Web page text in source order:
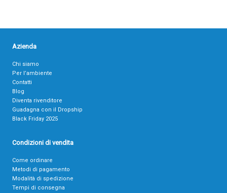
Azienda
Chi siamo
Per l’ambiente
Contatti
Blog
Diventa rivenditore
Guadagna con il Dropship
Black Friday 2025
Condizioni di vendita
Come ordinare
Metodi di pagamento
Modalità di spedizione
Tempi di consegna